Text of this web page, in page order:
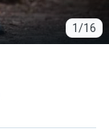
1/16